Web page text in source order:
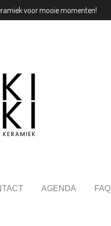
voor mooie momenten!
AGENDA FAQ